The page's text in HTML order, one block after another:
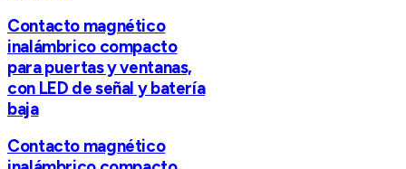
Contacto magnético
inalámbrico compacto
para puertas y ventanas,
con LED de señal y batería
baja
Contacto magnético